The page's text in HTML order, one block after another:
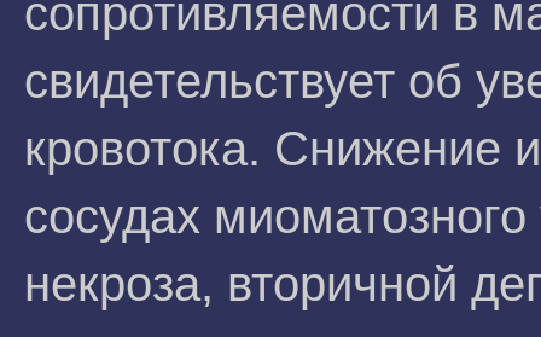
сопротивляемости в
свидетельствует об
кровотока. Снижение
сосудах
некроза, вторичной